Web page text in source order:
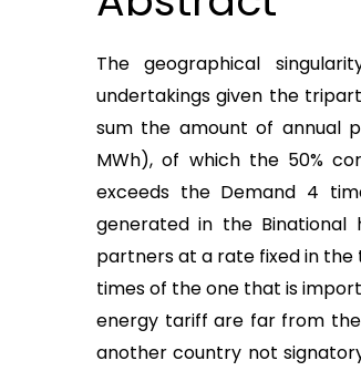
The geographical
undertakings given the
sum the amount of annual
MWh), of which the 50%
exceeds the Demand 4
generated in the Binational
partners at a rate fixed in
times of the one that is
energy tariff are far from
another country not